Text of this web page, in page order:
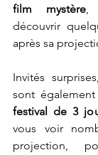
film mystère,
découvrir
après sa
Invités
sont
festival de 3
vous voir
projection,